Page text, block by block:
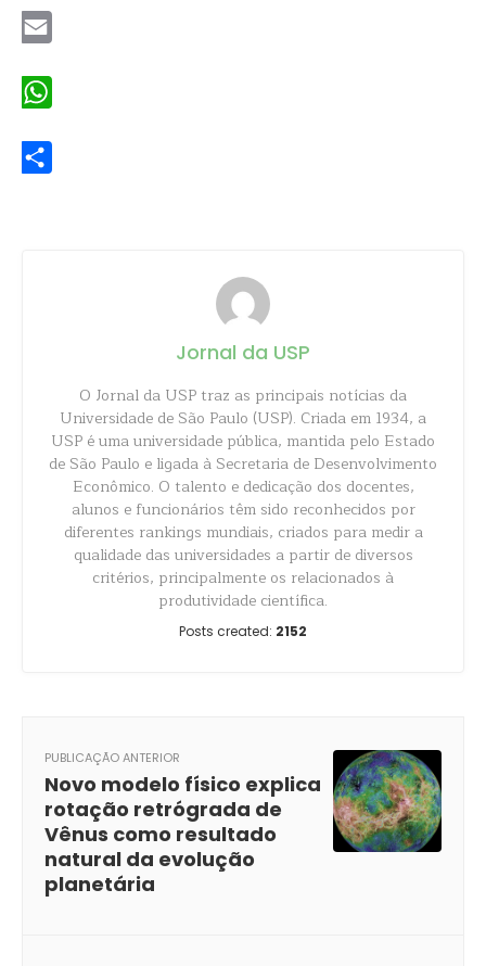
Jornal da USP
O Jornal da USP traz as principais notícias da
Universidade de São Paulo (USP). Criada em 1934, a
USP é uma universidade pública, mantida pelo Estado
de São Paulo e ligada à Secretaria de Desenvolvimento
Econômico. O talento e dedicação dos docentes,
alunos e funcionários têm sido reconhecidos por
diferentes rankings mundiais, criados para medir a
qualidade das universidades a partir de diversos
critérios, principalmente os relacionados à
produtividade científica.
Posts created: 2152
PUBLICAÇÃO ANTERIOR
Novo modelo físico explica
rotação retrógrada de
Vênus como resultado
natural da evolução
planetária